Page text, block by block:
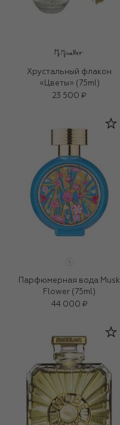
Хрустальный флакон
«Цветы» (75ml)
23 500 ₽
Парфюмерная вода Musk
Flower (75ml)
44 000 ₽